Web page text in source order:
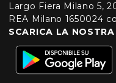
Largo Fiera Milano 5,
REA Milano 1650024
SCARICA LA